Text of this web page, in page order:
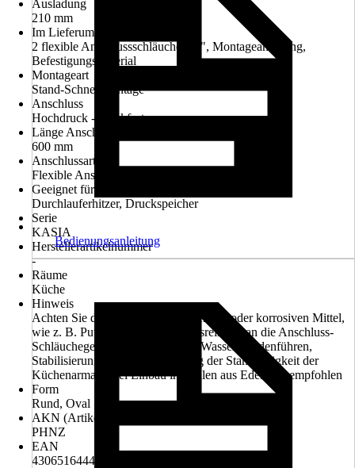
Ausladung
210 mm
Im Lieferumfang enthalten
2 flexible Anschlussschläuche 3/8", Montageanleitung,
Befestigungsmaterial
Montageart
Stand-Schnellmontage
Anschluss
Hochdruck - druckfest
Länge Anschlussschlauch
600 mm
Anschlussart
Flexible Anschlussschläuche 3/8"
Geeignet für
Durchlauferhitzer, Druckspeicher
Serie
KASIA
Herstellerartikelnummer
-
Räume
Küche
Hinweis
Achten Sie darauf, dass keine ätzenden oder korrosiven Mittel,
wie z. B. Putzmittel oderHaushaltsreiniger an die Anschluss-
Schläuchegelangen, dies kann zu Wasserschädenführen,
Stabilisierungsplatte zur Erhöhung der Standfestigkeit der
Küchenarmatur bei Einbau in Spülen aus Edelstahl empfohlen
Form
Rund, Oval
AKN (Artikelkurznummer)
PHNZ
EAN
4306516444014
Bedienungsanleitung